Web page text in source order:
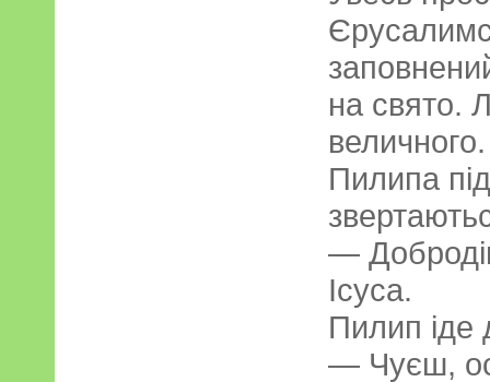
на свято.
Пилипа
—
Ісуса.
Пилип іде
— Чуєш,